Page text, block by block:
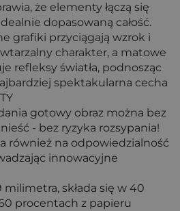
że elementy łączą się
dopasowaną całość.
grafiki przyciągają wzrok i
charakter, a matowe
refleksy światła, podnosząc
spektakularna cecha
gotowy obraz można bez
- bez ryzyka rozsypania!
również na odpowiedzialność
innowacyjne
milimetra, składa się w 40
procentach z papieru